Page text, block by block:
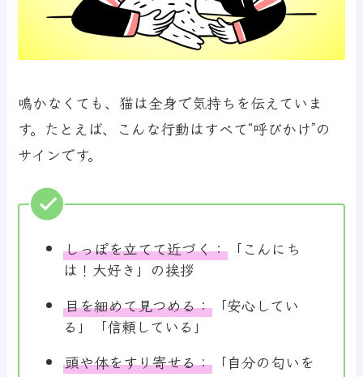
鳴かなくても、猫は全身で気持ちを伝えていま
す。たとえば、こんな行動はすべて“呼びかけ”の
サインです。
しっぽを立てて近づく： 「こんにち
は！大好き」の挨拶
目を細めて見つめる： 「安心してい
る」「信頼している」
頭や体をすり寄せる： 「自分の匂いを